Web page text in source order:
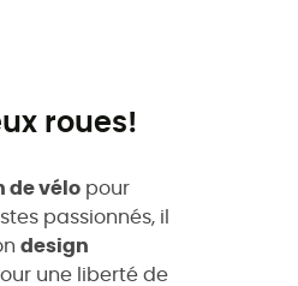
roues!
de vélo pour
passionnés, il
design
une liberté de